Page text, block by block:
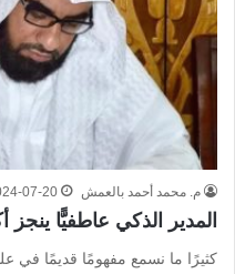
م. محمد أحمد بالعمش 07-20
المدير الذكي عاطفيًّا ينجز
كثيرًا ما نسمع مفهومًا قديمًا في